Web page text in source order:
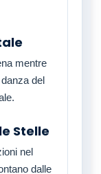
mentre
del
Stelle
nel
dalle